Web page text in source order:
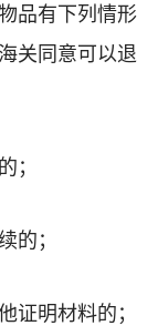
品有下列情形
关同意可以退
；
的；
证明材料的；